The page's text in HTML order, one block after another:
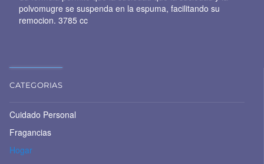
polvomugre se suspenda en la espuma, facilitando su
remocion. 3785 cc
CATEGORIAS
Cuidado Personal
Fragancias
Hogar